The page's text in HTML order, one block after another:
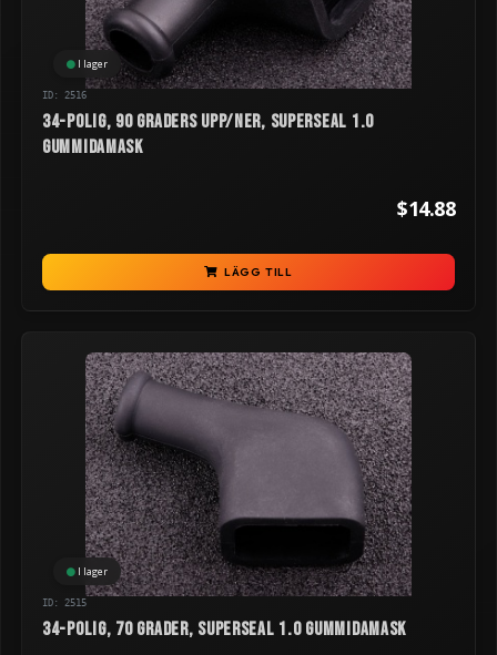
I lager
ID: 2516
34-polig, 90 graders upp/ner, Superseal 1.0
gummidamask
$14.88
LÄGG TILL
I lager
ID: 2515
34-polig, 70 grader, Superseal 1.0 gummidamask